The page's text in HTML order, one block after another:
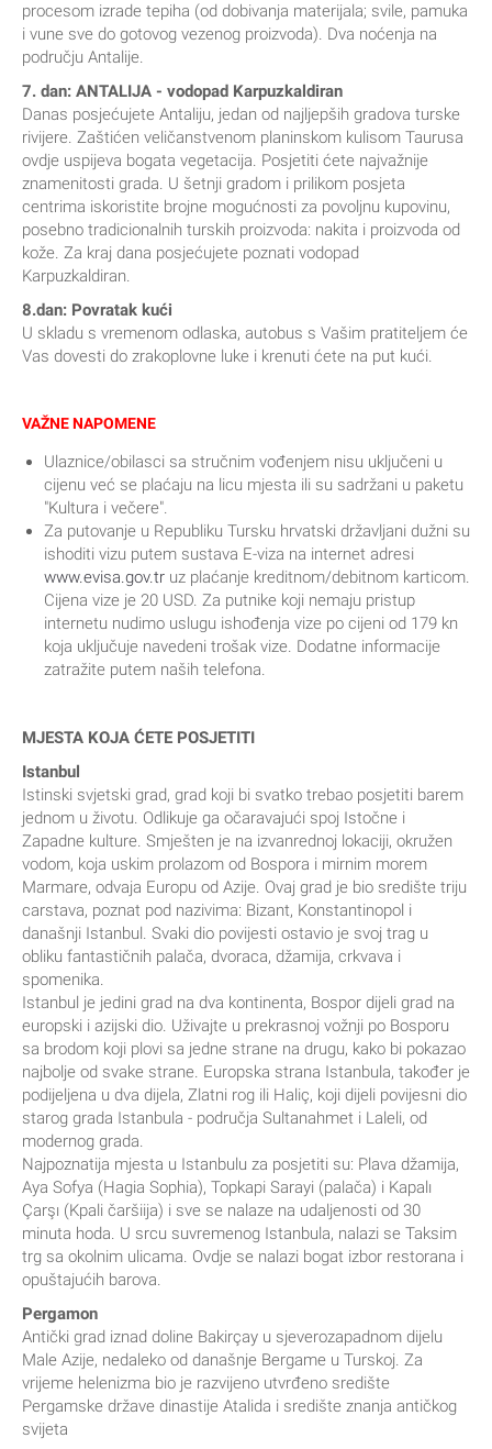
procesom izrade tepiha (od dobivanja materijala; svile, pamuka
i vune sve do gotovog vezenog proizvoda). Dva noćenja na
području Antalije.
7. dan: ANTALIJA - vodopad Karpuzkaldiran
Danas posjećujete Antaliju, jedan od najljepših gradova turske
rivijere. Zaštićen veličanstvenom planinskom kulisom Taurusa
ovdje uspijeva bogata vegetacija. Posjetiti ćete najvažnije
znamenitosti grada. U šetnji gradom i prilikom posjeta
centrima iskoristite brojne mogućnosti za povoljnu kupovinu,
posebno tradicionalnih turskih proizvoda: nakita i proizvoda od
kože. Za kraj dana posjećujete poznati vodopad
Karpuzkaldiran.
8.dan: Povratak kući
U skladu s vremenom odlaska, autobus s Vašim pratiteljem će
Vas dovesti do zrakoplovne luke i krenuti ćete na put kući.
VAŽNE NAPOMENE
Ulaznice/obilasci sa stručnim vođenjem nisu uključeni u
cijenu već se plaćaju na licu mjesta ili su sadržani u paketu
"Kultura i večere".
Za putovanje u Republiku Tursku hrvatski državljani dužni su
ishoditi vizu putem sustava E-viza na internet adresi
www.evisa.gov.tr uz plaćanje kreditnom/debitnom karticom.
Cijena vize je 20 USD. Za putnike koji nemaju pristup
internetu nudimo uslugu ishođenja vize po cijeni od 179 kn
koja uključuje navedeni trošak vize. Dodatne informacije
zatražite putem naših telefona.
MJESTA KOJA ĆETE POSJETITI
Istanbul
Istinski svjetski grad, grad koji bi svatko trebao posjetiti barem
jednom u životu. Odlikuje ga očaravajući spoj Istočne i
Zapadne kulture. Smješten je na izvanrednoj lokaciji, okružen
vodom, koja uskim prolazom od Bospora i mirnim morem
Marmare, odvaja Europu od Azije. Ovaj grad je bio središte triju
carstava, poznat pod nazivima: Bizant, Konstantinopol i
današnji Istanbul. Svaki dio povijesti ostavio je svoj trag u
obliku fantastičnih palača, dvoraca, džamija, crkvava i
spomenika.
Istanbul je jedini grad na dva kontinenta, Bospor dijeli grad na
europski i azijski dio. Uživajte u prekrasnoj vožnji po Bosporu
sa brodom koji plovi sa jedne strane na drugu, kako bi pokazao
najbolje od svake strane. Europska strana Istanbula, također je
podijeljena u dva dijela, Zlatni rog ili Haliç, koji dijeli povijesni dio
starog grada Istanbula - područja Sultanahmet i Laleli, od
modernog grada.
Najpoznatija mjesta u Istanbulu za posjetiti su: Plava džamija,
Aya Sofya (Hagia Sophia), Topkapi Sarayi (palača) i Kapalı
Çarşı (Kpali čaršiija) i sve se nalaze na udaljenosti od 30
minuta hoda. U srcu suvremenog Istanbula, nalazi se Taksim
trg sa okolnim ulicama. Ovdje se nalazi bogat izbor restorana i
opuštajućih barova.
Pergamon
Antički grad iznad doline Bakirçay u sjeverozapadnom dijelu
Male Azije, nedaleko od današnje Bergame u Turskoj. Za
vrijeme helenizma bio je razvijeno utvrđeno središte
Pergamske države dinastije Atalida i središte znanja antičkog
svijeta